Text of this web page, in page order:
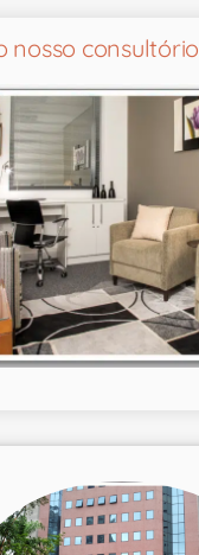
nosso consultório